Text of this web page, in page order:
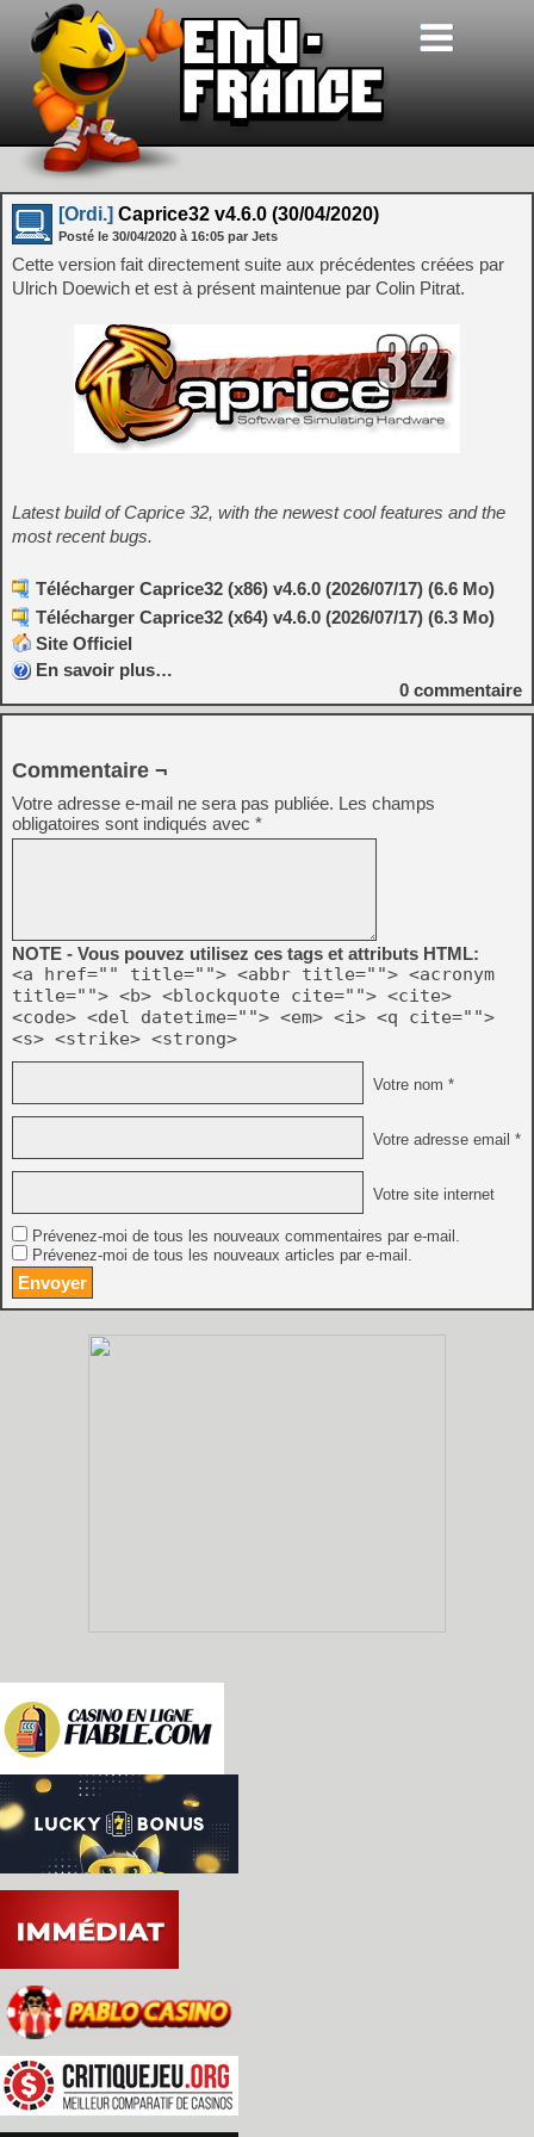
[Ordi.] Caprice32 v4.6.0 (30/04/2020)
Posté le 30/04/2020 à 16:05 par Jets
Cette version fait directement suite aux précédentes créées par
Ulrich Doewich et est à présent maintenue par Colin Pitrat.
Latest build of Caprice 32, with the newest cool features and the
most recent bugs.
Télécharger Caprice32 (x86) v4.6.0 (2026/07/17) (6.6 Mo)
Télécharger Caprice32 (x64) v4.6.0 (2026/07/17) (6.3 Mo)
Site Officiel
En savoir plus…
0 commentaire
Commentaire ¬
Votre adresse e-mail ne sera pas publiée. Les champs
obligatoires sont indiqués avec *
NOTE - Vous pouvez utilisez ces tags et attributs HTML:
<a href="" title=""> <abbr title=""> <acronym
title=""> <b> <blockquote cite=""> <cite>
<code> <del datetime=""> <em> <i> <q cite="">
<s> <strike> <strong>
Votre nom *
Votre adresse email *
Votre site internet
Prévenez-moi de tous les nouveaux commentaires par e-mail.
Prévenez-moi de tous les nouveaux articles par e-mail.